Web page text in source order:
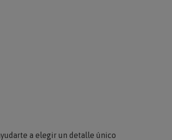
a elegir un detalle único